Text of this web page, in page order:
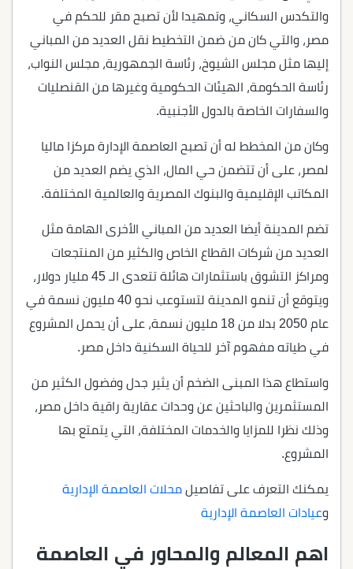
والتكدس السكاني، وتمهيدا لأن تصبح مقر للحكم في
مصر، والتي كان من ضمن التخطيط نقل العديد من المباني
إليها مثل مجلس الشيوخ، رئاسة الجمهورية، مجلس النواب،
رئاسة الحكومة، الهيئات الحكومية وغيرها من القنصليات
والسفارات الخاصة بالدول الأجنبية.
وكان من المخطط له أن تصبح العاصمة الإدارة مركزا ماليا
لمصر، على أن تتضمن حي المال، الذي يضم العديد من
المكاتب الإقليمية والبنوك المصرية والعالمية المختلفة.
تضم المدينة أيضا العديد من المباني الأخرى الهامة مثل
العديد من شركات القطاع الخاص والكثير من المنتجعات
ومراكز التشوق باستثمارات هائلة تتعدى الـ 45 مليار دولار،
ويتوقع أن تنمو المدينة لتستوعب نحو 40 مليون نسمة في
عام 2050 بدلا من 18 مليون نسمة، على أن يحمل المشروع
في طياته مفهوم آخر للحياة السكنية داخل مصر.
واستطاع هذا المبنى الضخم أن يثير جدل وفضول الكثير من
المستثمرين والباحثين عن وحدات عقارية راقية داخل مصر،
وذلك نظرا للمزايا والخدمات المختلفة، التي يتمتع بها
المشروع.
يمكنك التعرف على تفاصيل محلات العاصمة الإدارية
وعيادات العاصمة الإدارية
اهم المعالم والمحاور في العاصمة